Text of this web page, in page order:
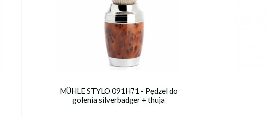
MÜHLE STYLO 091H71 - Pędzel do
golenia silverbadger + thuja